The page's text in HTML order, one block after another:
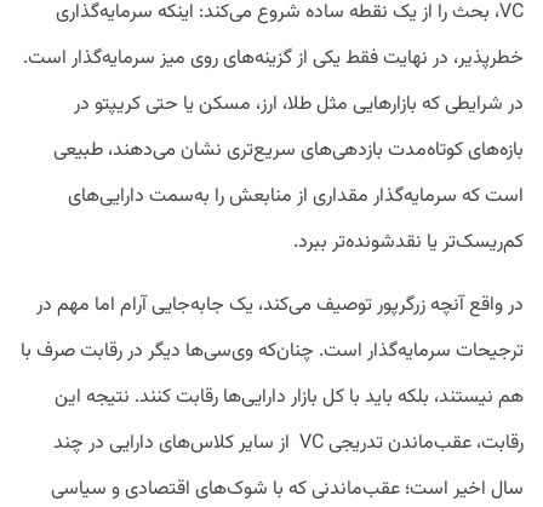
VC، بحث را از یک نقطه ساده شروع می‌کند: اینکه سرمایه‌گذاری
خطرپذیر، در نهایت فقط یکی از گزینه‌های روی میز سرمایه‌گذار است.
در شرایطی که بازارهایی مثل طلا، ارز، مسکن یا حتی کریپتو در
بازه‌های کوتاه‌مدت بازدهی‌های سریع‌تری نشان می‌دهند، طبیعی
است که سرمایه‌گذار مقداری از منابعش را به‌سمت دارایی‌های
کم‌ریسک‌تر یا نقدشونده‌تر ببرد.
در واقع آنچه زرگرپور توصیف می‌کند، یک جابه‌جایی آرام اما مهم در
ترجیحات سرمایه‌گذار است. چنان‌که وی‌سی‌ها دیگر در رقابت صرف با
هم نیستند، بلکه باید با کل بازار دارایی‌ها رقابت کنند. نتیجه این
رقابت، عقب‌ماندن تدریجی VC از سایر کلاس‌های دارایی در چند
سال اخیر است؛ عقب‌ماندنی که با شوک‌های اقتصادی و سیاسی